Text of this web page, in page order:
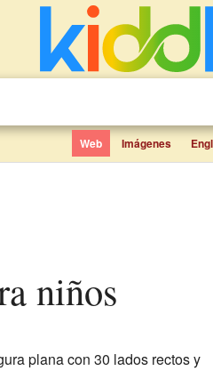
Web Imágenes
niños
plana con 30 lados rectos y